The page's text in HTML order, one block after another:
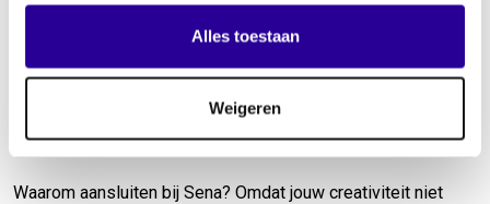
Alles toestaan
Weigeren
waar je recht op hebt.
Inzicht en controle: Via onsMySenazie je precies welke
tracks geregistreerd zijn en hoe jouw inkomsten worden
Waarom aansluiten bij Sena? Omdat jouw creativiteit niet